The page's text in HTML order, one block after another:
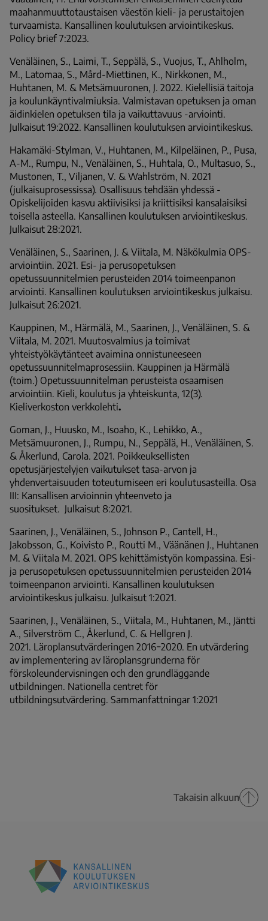
maahanmuuttotaustaisen väestön kieli- ja perustaitojen
turvaamista. Kansallinen koulutuksen arviointikeskus.
Policy brief 7:2023.
Venäläinen, S., Laimi, T., Seppälä, S., Vuojus, T., Ahlholm,
M., Latomaa, S., Mård-Miettinen, K., Nirkkonen, M.,
Huhtanen, M. & Metsämuuronen, J. 2022. Kielellisiä taitoja
ja koulunkäyntivalmiuksia. Valmistavan opetuksen ja oman
äidinkielen opetuksen tila ja vaikuttavuus -arviointi.
Julkaisut 19:2022. Kansallinen koulutuksen arviointikeskus.
Hakamäki-Stylman, V., Huhtanen, M., Kilpeläinen, P., Pusa,
A-M., Rumpu, N., Venäläinen, S., Huhtala, O., Multasuo, S.,
Mustonen, T., Viljanen, V. & Wahlström, N. 2021
(julkaisuprosessissa). Osallisuus tehdään yhdessä -
Opiskelijoiden kasvu aktiivisiksi ja kriittisiksi kansalaisiksi
toisella asteella. Kansallinen koulutuksen arviointikeskus.
Julkaisut 28:2021.
Venäläinen, S., Saarinen, J. & Viitala, M. Näkökulmia OPS-
arviointiin. 2021. Esi- ja perusopetuksen
opetussuunnitelmien perusteiden 2014 toimeenpanon
arviointi. Kansallinen koulutuksen arviointikeskus julkaisu.
Julkaisut 26:2021.
Kauppinen, M., Härmälä, M., Saarinen, J., Venäläinen, S. &
Viitala, M. 2021. Muutosvalmius ja toimivat
yhteistyökäytänteet avaimina onnistuneeseen
opetussuunnitelmaprosessiin. Kauppinen ja Härmälä
(toim.) Opetussuunnitelman perusteista osaamisen
arviointiin. Kieli, koulutus ja yhteiskunta, 12(3).
Kieliverkoston verkkolehti.
Goman, J., Huusko, M., Isoaho, K., Lehikko, A.,
Metsämuuronen, J., Rumpu, N., Seppälä, H., Venäläinen, S.
& Åkerlund, Carola. 2021. Poikkeuksellisten
opetusjärjestelyjen vaikutukset tasa-arvon ja
yhdenvertaisuuden toteutumiseen eri koulutusasteilla. Osa
III: Kansallisen arvioinnin yhteenveto ja
suositukset. Julkaisut 8:2021.
Saarinen, J., Venäläinen, S., Johnson P., Cantell, H.,
Jakobsson, G., Koivisto P., Routti M., Väänänen J., Huhtanen
M. & Viitala M. 2021. OPS kehittämistyön kompassina. Esi-
ja perusopetuksen opetussuunnitelmien perusteiden 2014
toimeenpanon arviointi. Kansallinen koulutuksen
arviointikeskus julkaisu. Julkaisut 1:2021.
Saarinen, J., Venäläinen, S., Viitala, M., Huhtanen, M., Jäntti
A., Silverström C., Åkerlund, C. & Hellgren J.
2021. Läroplansutvärderingen 2016−2020. En utvärdering
av implementering av läroplansgrunderna för
förskoleundervisningen och den grundläggande
utbildningen. Nationella centret för
utbildningsutvärdering. Sammanfattningar 1:2021
Takaisin alkuun